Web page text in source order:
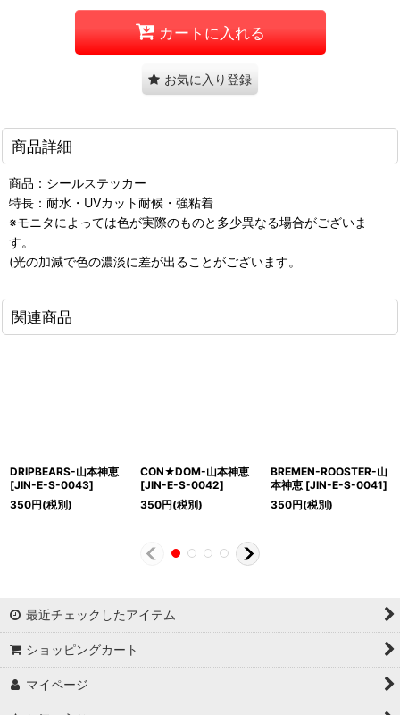
カートに入れる
お気に入り登録
商品詳細
商品：シールステッカー
特長：耐水・UVカット耐候・強粘着
※モニタによっては色が実際のものと多少異なる場合がございま
す。
(光の加減で色の濃淡に差が出ることがございます。
関連商品
DRIPBEARS-山本神恵
[JIN-E-S-0043]
350円(税別)
CON★DOM-山本神恵
[JIN-E-S-0042]
350円(税別)
BREMEN-ROOSTER-山
本神恵 [JIN-E-S-0041]
350円(税別)
最近チェックしたアイテム
ショッピングカート
マイページ